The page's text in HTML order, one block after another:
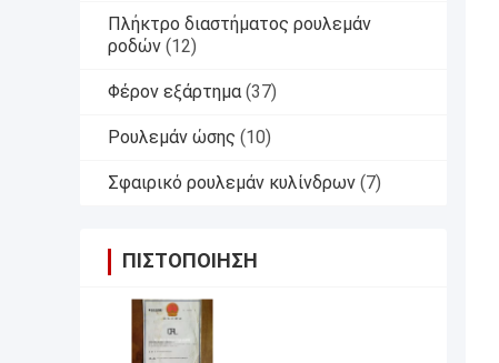
Πλήκτρο διαστήματος ρουλεμάν
ροδών (12)
Φέρον εξάρτημα (37)
Ρουλεμάν ώσης (10)
Σφαιρικό ρουλεμάν κυλίνδρων (7)
ΠΙΣΤΟΠΟΊΗΣΗ